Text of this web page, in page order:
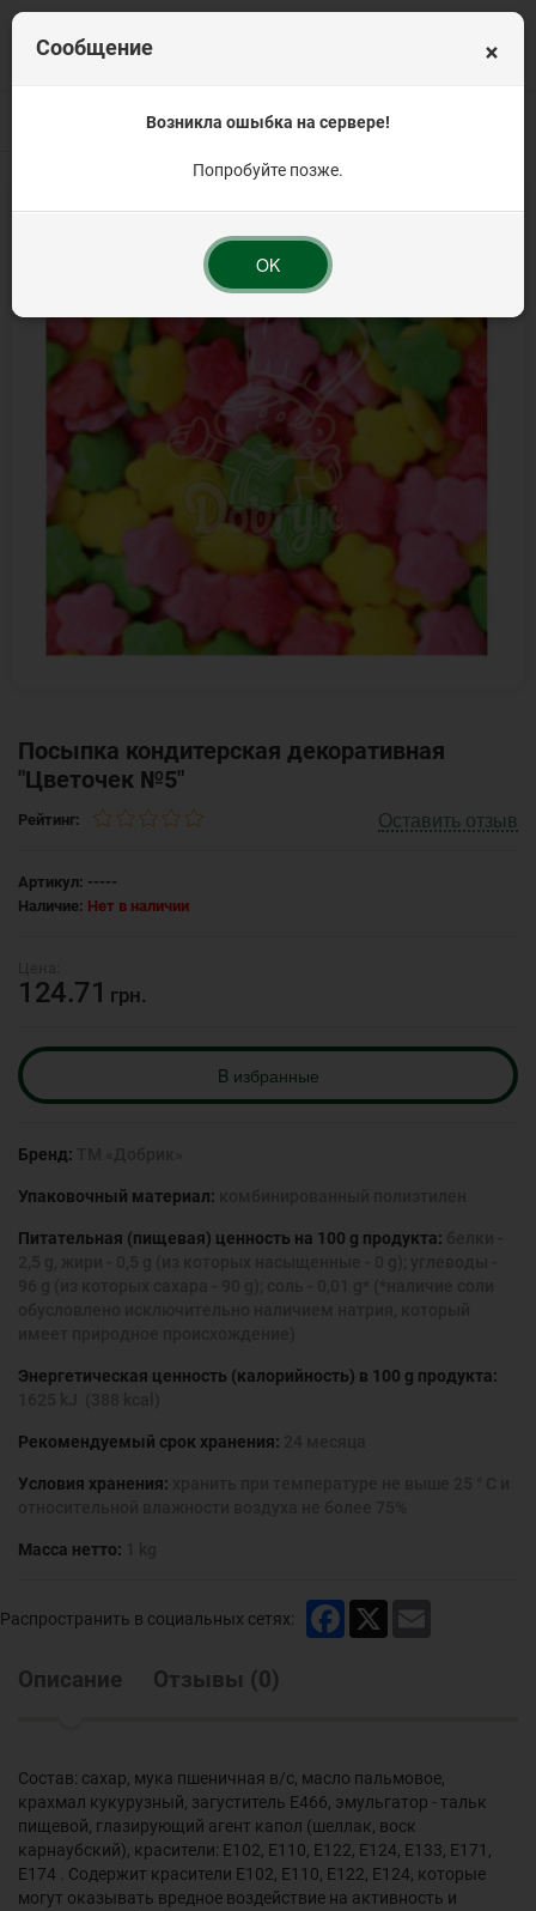
Кондитерская посыпка на торт Посыпка кондитерская
Посыпка кондитерская декоративная
"Цветочек №5"
Рейтинг: Оставить отзыв
Артикул: -----
Наличие: Нет в наличии
124.71 грн.
B избранные
Бренд:
Упаковочный материал:
Питательная (пищевая) ценность на 100 g продукта:
Энергетическая ценность (калорийность) в 100 g продукта:
Рекомендуемый срок хранения:
Условия хранения:
Масса нетто:
Распространить в социальных сетях: Facebook
Описание Отзывы (0)
Состав: сахар, мука пшеничная в/с, масло пальмовое,
крахмал кукурузный, загуститель Е466, эмульгатор - тальк
пищевой, глазирующий агент капол (шеллак, воск
карнаубский), красители: Е102, Е110, Е122, Е124, Е133, Е171,
Е174 . Содержит красители Е102, Е110, Е122, Е124, которые
могут оказывать вредное воздействие на активность и
×
Сообщение
Возникла ошыбка на сервере!
Попробуйте позже.
OK